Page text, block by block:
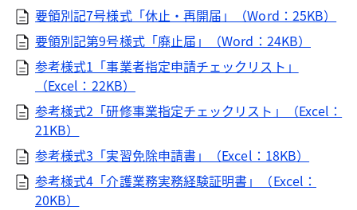
要領別記7号様式「休止・再開届」（Word：25KB）
要領別記第9号様式「廃止届」（Word：24KB）
参考様式1「事業者指定申請チェックリスト」
（Excel：22KB）
参考様式2「研修事業指定チェックリスト」（Excel：
21KB）
参考様式3「実習免除申請書」（Excel：18KB）
参考様式4「介護業務実務経験証明書」（Excel：
20KB）